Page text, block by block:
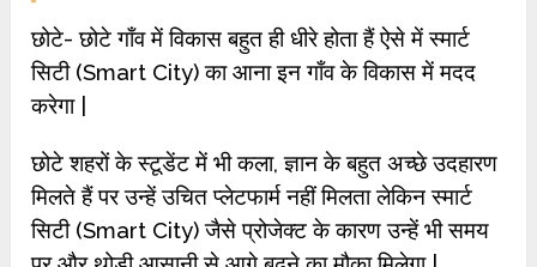
छोटे- छोटे गाँव में विकास बहुत ही धीरे होता हैं ऐसे में स्मार्ट
सिटी (Smart City) का आना इन गाँव के विकास में मदद
करेगा |
छोटे शहरों के स्टूडेंट में भी कला, ज्ञान के बहुत अच्छे उदहारण
मिलते हैं पर उन्हें उचित प्लेटफार्म नहीं मिलता लेकिन स्मार्ट
सिटी (Smart City) जैसे प्रोजेक्ट के कारण उन्हें भी समय